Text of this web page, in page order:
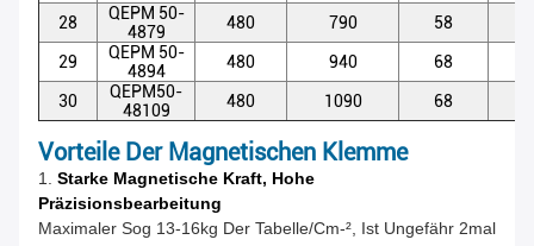
28
QEPM 50-
4879
480 790 58
29
QEPM 50-
4894
480 940 68
30
QEPM50-
48109
480 1090 68
Vorteile Der Magnetischen Klemme
1. Starke Magnetische Kraft, Hohe
Präzisionsbearbeitung
Maximaler Sog 13-16kg Der Tabelle/cm-², Ist Ungefähr 2mal